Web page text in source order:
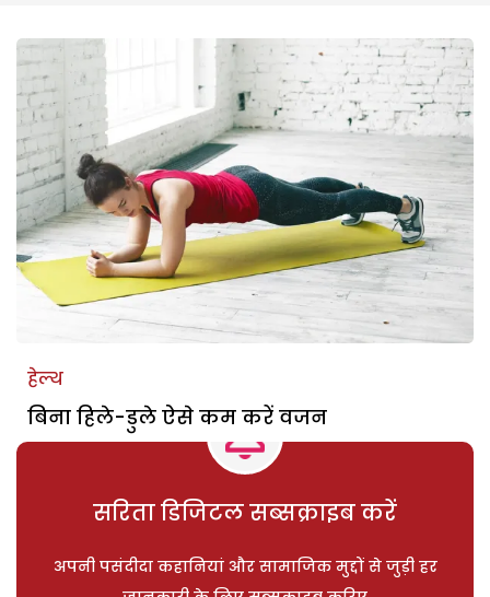
हेल्थ
बिना हिले-डुले ऐसे कम करें वजन
सरिता डिजिटल सब्सक्राइब करें
अपनी पसंदीदा कहानियां और सामाजिक मुद्दों से जुड़ी हर